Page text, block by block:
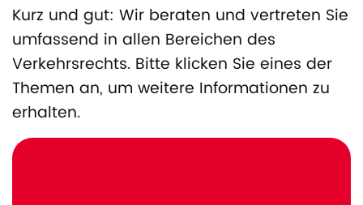
Kurz und gut: Wir beraten und vertreten Sie
umfassend in allen Bereichen des
Verkehrsrechts. Bitte klicken Sie eines der
Themen an, um weitere Informationen zu
erhalten.